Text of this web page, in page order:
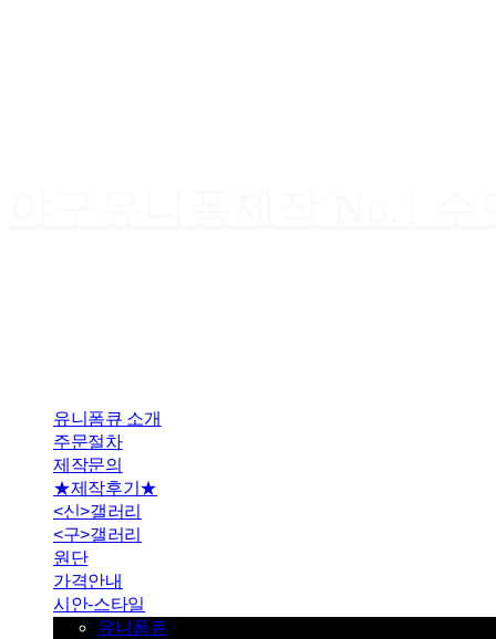
유니폼큐 소개
주문절차
제작문의
★제작후기★
<신>갤러리
<구>갤러리
원단
가격안내
시안-스타일
유니폼큐